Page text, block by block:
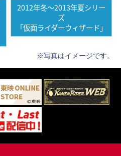
2012年冬〜2013年夏シリー
ズ
「仮面ライダーウィザード」
※写真はイメージです。